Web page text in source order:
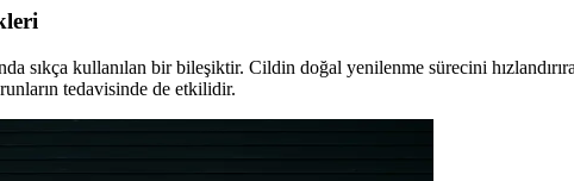
sıkça kullanılan bir bileşiktir. Cildin doğal yenilenme sürecini
tedavisinde de etkilidir.